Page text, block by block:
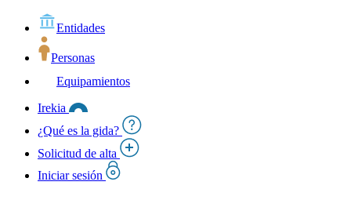
Entidades
Personas
Equipamientos
Irekia
¿Qué es la gida?
Solicitud de alta
Iniciar sesión